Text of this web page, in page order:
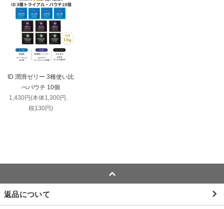
ID 潤滑ゼリー 3種使い比
べパウチ 10個
1,430円(本体1,300円、
税130円)
返品について